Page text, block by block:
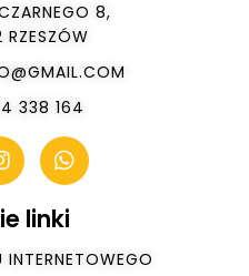
8,
338 164
linki
INTERNETOWEGO